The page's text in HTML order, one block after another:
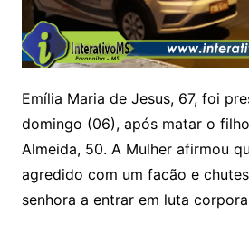
Emília Maria de Jesus, 67, foi
domingo (06), após matar o
Almeida, 50. A Mulher afirmou
agredido com um facão e
senhora a entrar em luta